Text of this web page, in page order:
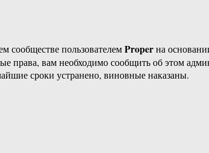
сообществе пользователемProperна
права, вам необходимо сообщить об этом
сроки устранено, виновные наказаны.